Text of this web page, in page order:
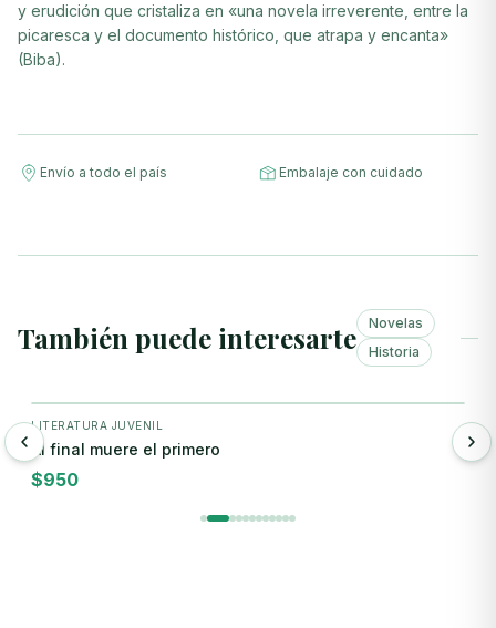
y erudición que cristaliza en «una novela irreverente, entre la
picaresca y el documento histórico, que atrapa y encanta»
(Biba).
Envío a todo el país Embalaje con cuidado
También puede interesarte
Novelas
Historia
LITERATURA JUVENIL
Al final muere el primero
$950